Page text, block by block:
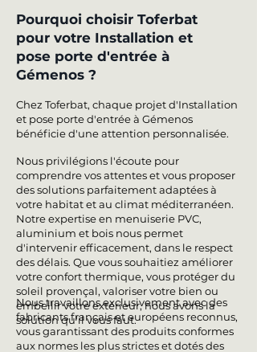
Nous travaillons exclusivement avec des
fabricants français et européens reconnus,
vous garantissant des produits conformes
aux normes les plus strictes et dotés des
Nous privilégions l'écoute pour
comprendre vos attentes et vous proposer
des solutions parfaitement adaptées à
votre habitat et au climat méditerranéen.
Notre expertise en menuiserie PVC,
aluminium et bois nous permet
d'intervenir efficacement, dans le respect
des délais. Que vous souhaitiez améliorer
votre confort thermique, vous protéger du
soleil provençal, valoriser votre bien ou
embellir votre extérieur, nous avons la
solution qu'il vous faut.
Pourquoi choisir Toferbat
pour votre Installation et
pose porte d'entrée à
Gémenos ?
Chez Toferbat, chaque projet d'Installation
et pose porte d'entrée à Gémenos
bénéficie d'une attention personnalisée.